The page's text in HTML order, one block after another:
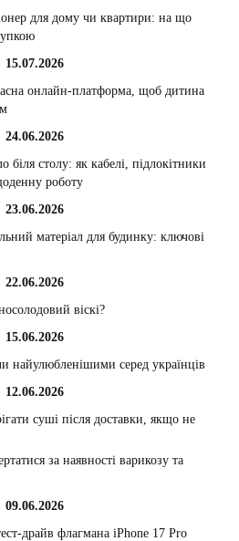
для дому чи квартири: на що
15.07.2026
онлайн-платформа, щоб дитина
24.06.2026
біля столу: як кабелі, підлокітники
роботу
23.06.2026
матеріал для будинку: ключові
22.06.2026
віскі?
15.06.2026
найулюбленішими серед українців
12.06.2026
суші після доставки, якщо не
за наявності варикозу та
09.06.2026
драйв флагмана iPhone 17 Pro